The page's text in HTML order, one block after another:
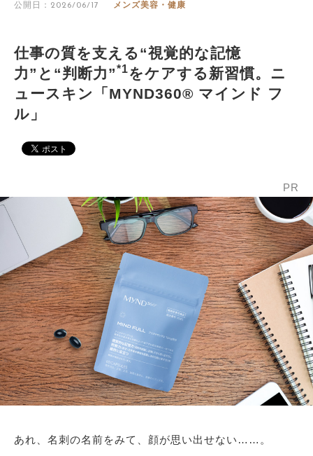
公開日：2026/06/17 メンズ美容・健康
仕事の質を支える“視覚的な記憶
力”と“判断力”*1をケアする新習慣。ニ
ュースキン「MYND360® マインド フ
ル」
PR
あれ、名刺の名前をみて、顔が思い出せない……。